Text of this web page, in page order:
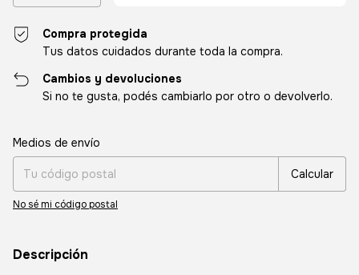
Compra protegida
Tus datos cuidados durante toda la compra.
Cambios y devoluciones
Si no te gusta, podés cambiarlo por otro o devolverlo.
Entregas para el CP:
Medios de envío
Calcular
No sé mi código postal
Descripción